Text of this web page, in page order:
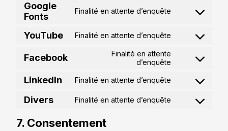
Google
Fonts
Finalité en attente d’enquête
YouTube Finalité en attente d’enquête
Facebook
Finalité en attente
d’enquête
LinkedIn Finalité en attente d’enquête
Divers Finalité en attente d’enquête
7. Consentement